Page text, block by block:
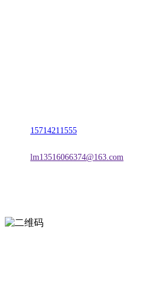
15714211555
lm13516066374@163.com